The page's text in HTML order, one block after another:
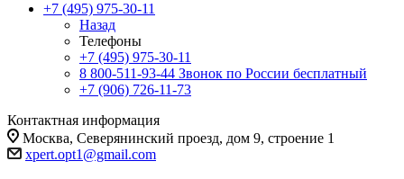
+7 (495) 975-30-11
Назад
Телефоны
+7 (495) 975-30-11
8 800-511-93-44 Звонок по России бесплатный
+7 (906) 726-11-73
Контактная информация
Москва, Северянинский проезд, дом 9, строение 1
xpert.opt1@gmail.com